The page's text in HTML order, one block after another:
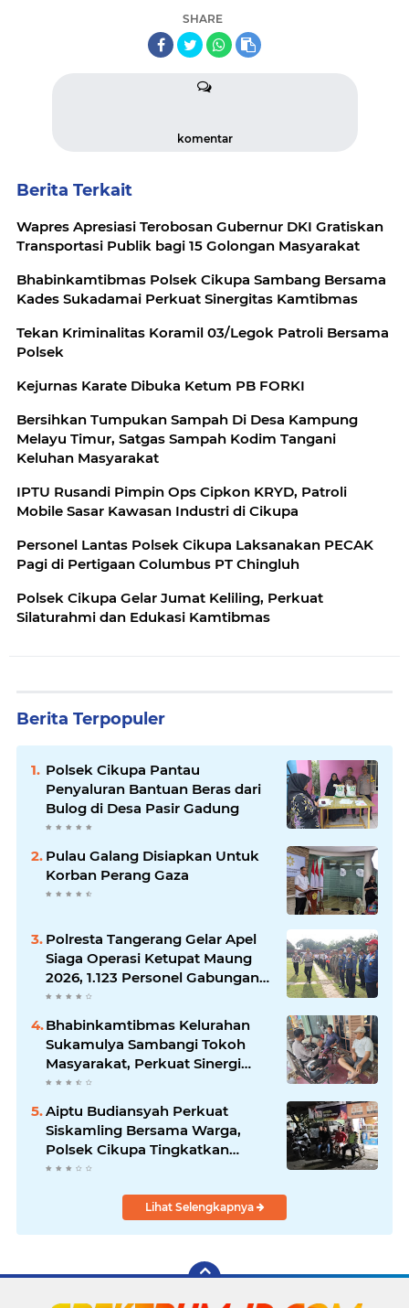
SHARE
komentar
Berita Terkait
Wapres Apresiasi Terobosan Gubernur DKI Gratiskan
Transportasi Publik bagi 15 Golongan Masyarakat
Bhabinkamtibmas Polsek Cikupa Sambang Bersama
Kades Sukadamai Perkuat Sinergitas Kamtibmas
Tekan Kriminalitas Koramil 03/Legok Patroli Bersama
Polsek
Kejurnas Karate Dibuka Ketum PB FORKI
Bersihkan Tumpukan Sampah Di Desa Kampung
Melayu Timur, Satgas Sampah Kodim Tangani
Keluhan Masyarakat
IPTU Rusandi Pimpin Ops Cipkon KRYD, Patroli
Mobile Sasar Kawasan Industri di Cikupa
Personel Lantas Polsek Cikupa Laksanakan PECAK
Pagi di Pertigaan Columbus PT Chingluh
Polsek Cikupa Gelar Jumat Keliling, Perkuat
Silaturahmi dan Edukasi Kamtibmas
Berita Terpopuler
Polsek Cikupa Pantau
Penyaluran Bantuan Beras dari
Bulog di Desa Pasir Gadung
Pulau Galang Disiapkan Untuk
Korban Perang Gaza
Polresta Tangerang Gelar Apel
Siaga Operasi Ketupat Maung
2026, 1.123 Personel Gabungan
Diterjunkan
Bhabinkamtibmas Kelurahan
Sukamulya Sambangi Tokoh
Masyarakat, Perkuat Sinergi
Jaga Kamtibmas
Aiptu Budiansyah Perkuat
Siskamling Bersama Warga,
Polsek Cikupa Tingkatkan
Sinergi Jaga Kamtibmas
Lihat Selengkapnya